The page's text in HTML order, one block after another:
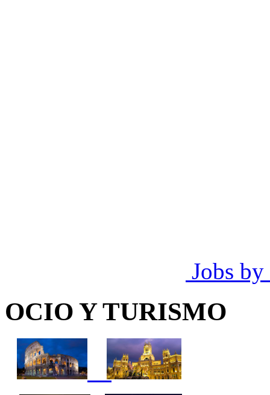
Jobs by
OCIO Y TURISMO